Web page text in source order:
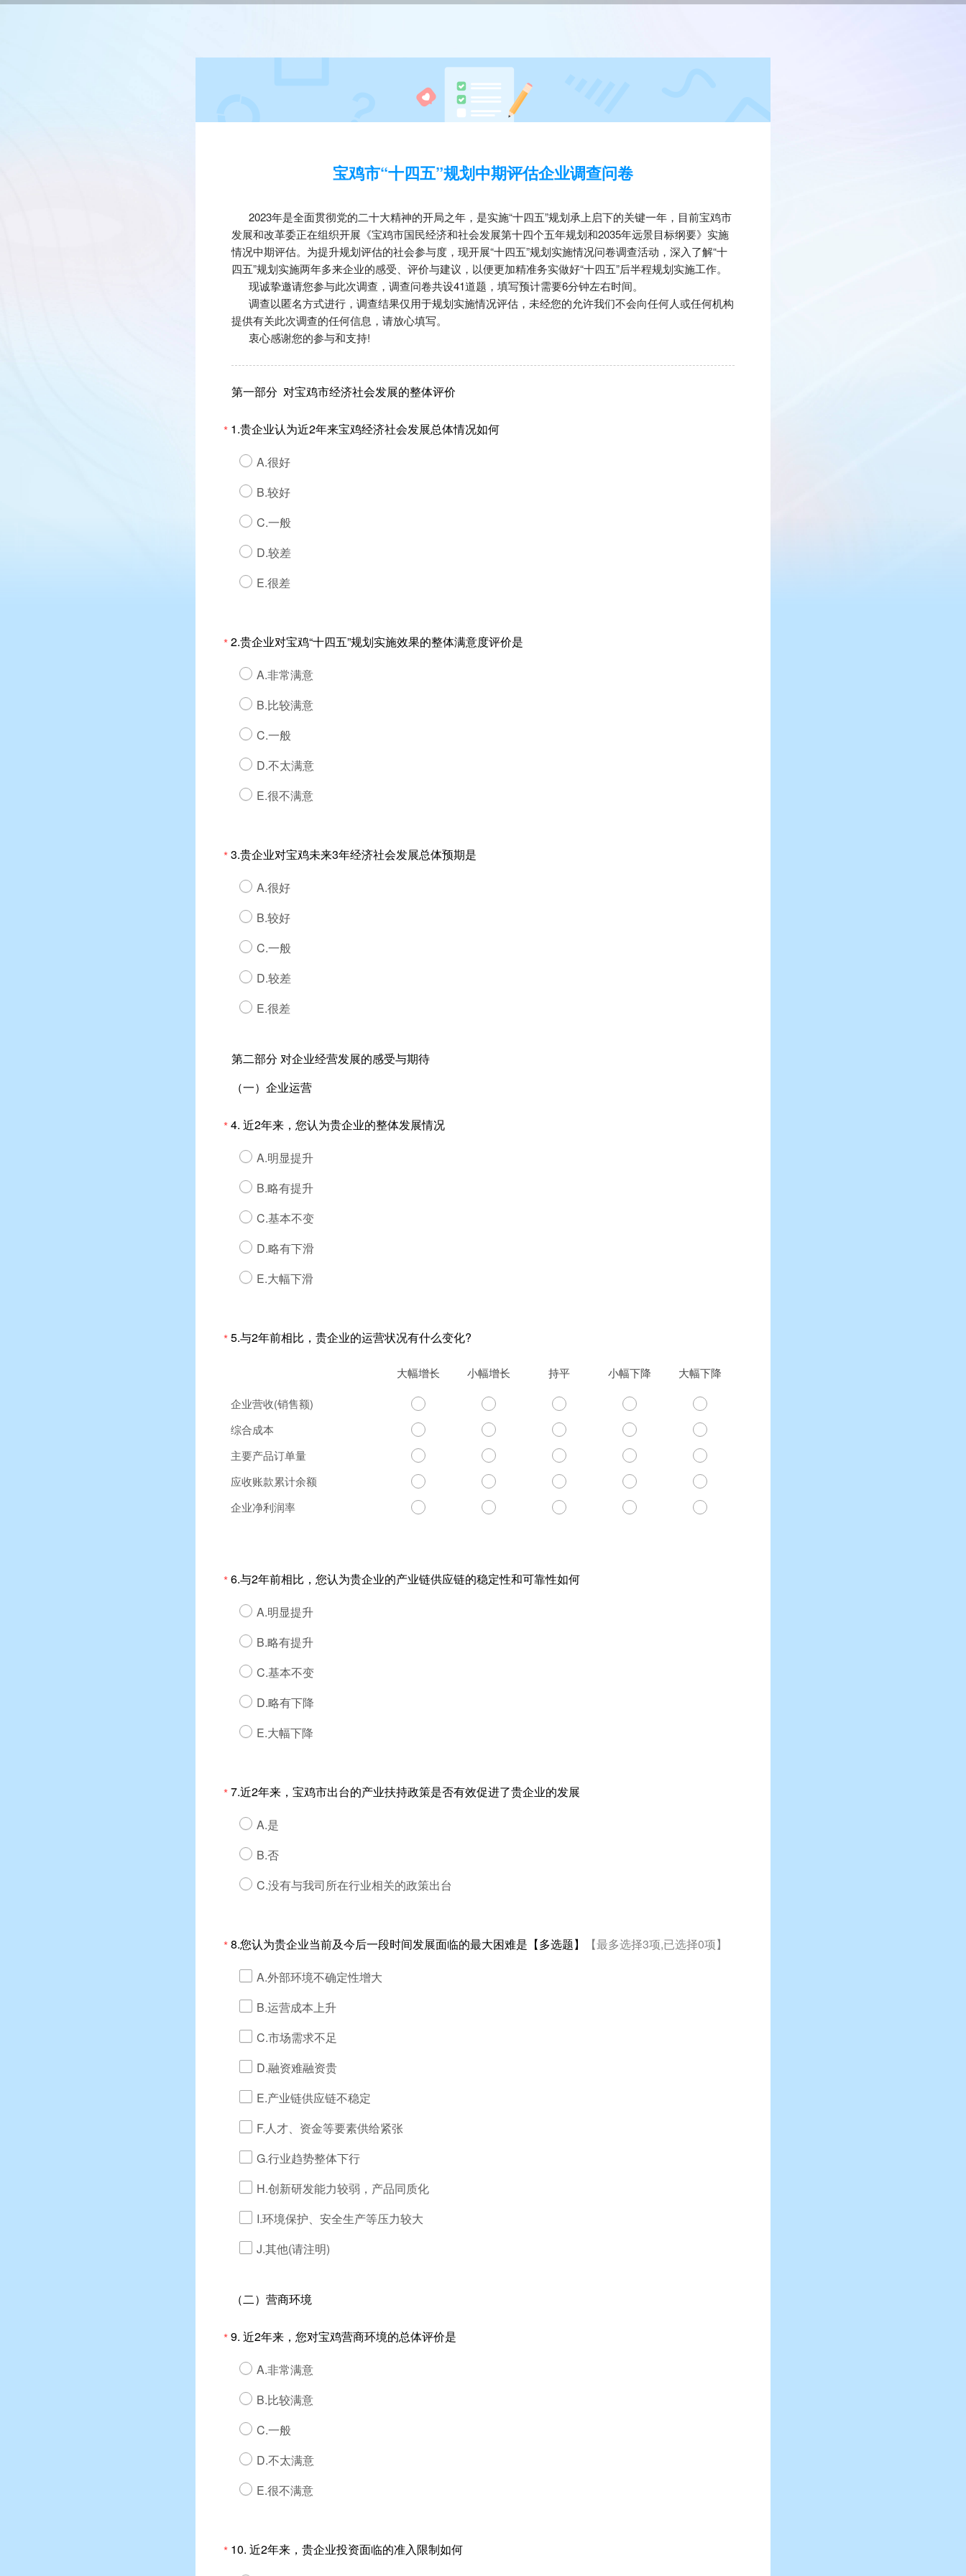
宝鸡市“十四五”规划中期评估企业调查问卷
2023年是全面贯彻党的二十大精神的开局之年，是实施“十四五”规划承上启下的关键一年，目前宝鸡市
发展和改革委正在组织开展《宝鸡市国民经济和社会发展第十四个五年规划和2035年远景目标纲要》实施
情况中期评估。为提升规划评估的社会参与度，现开展“十四五”规划实施情况问卷调查活动，深入了解“十
四五”规划实施两年多来企业的感受、评价与建议，以便更加精准务实做好“十四五”后半程规划实施工作。
现诚挚邀请您参与此次调查，调查问卷共设41道题，填写预计需要6分钟左右时间。
调查以匿名方式进行，调查结果仅用于规划实施情况评估，未经您的允许我们不会向任何人或任何机构
提供有关此次调查的任何信息，请放心填写。
衷心感谢您的参与和支持!
第一部分 对宝鸡市经济社会发展的整体评价
* 1.贵企业认为近2年来宝鸡经济社会发展总体情况如何
A.很好
B.较好
C.一般
D.较差
E.很差
*2.贵企业对宝鸡“十四五”规划实施效果的整体满意度评价是
A.非常满意
B.比较满意
C.一般
D.不太满意
E.很不满意
*3.贵企业对宝鸡未来3年经济社会发展总体预期是
A.很好
B.较好
C.一般
D.较差
E.很差
第二部分 对企业经营发展的感受与期待
（一）企业运营
*4. 近2年来，您认为贵企业的整体发展情况
A.明显提升
B.略有提升
C.基本不变
D.略有下滑
E.大幅下滑
*5.与2年前相比，贵企业的运营状况有什么变化?
大幅增长 小幅增长 持平 小幅下降 大幅下降
企业营收(销售额)
综合成本
主要产品订单量
应收账款累计余额
企业净利润率
*6.与2年前相比，您认为贵企业的产业链供应链的稳定性和可靠性如何
A.明显提升
B.略有提升
C.基本不变
D.略有下降
E.大幅下降
*7.近2年来，宝鸡市出台的产业扶持政策是否有效促进了贵企业的发展
A.是
B.否
C.没有与我司所在行业相关的政策出台
*8.您认为贵企业当前及今后一段时间发展面临的最大困难是【多选题】
【最多选择3项,已选择0项】
A.外部环境不确定性增大
B.运营成本上升
C.市场需求不足
D.融资难融资贵
E.产业链供应链不稳定
F.人才、资金等要素供给紧张
G.行业趋势整体下行
H.创新研发能力较弱，产品同质化
I.环境保护、安全生产等压力较大
J.其他(请注明)
（二）营商环境
*9. 近2年来，您对宝鸡营商环境的总体评价是
A.非常满意
B.比较满意
C.一般
D.不太满意
E.很不满意
* 10. 近2年来，贵企业投资面临的准入限制如何